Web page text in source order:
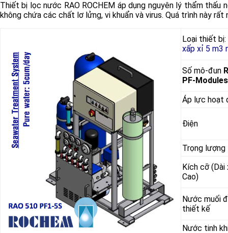
Thiết bị lọc nước RAO ROCHEM áp dụng nguyên lý thẩm
không chứa các chất lơ lửng, vi khuẩn và virus. Quá trình này
Loại thiết bị:
xấp xỉ 5 m3
Số mô-đun
PF-Modules
Áp lực hoạt
Điện
Trọng lượng
Kích cỡ (Dài
Cao)
Nước
thiết kế
Nước tinh